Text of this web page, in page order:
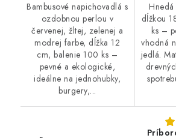
Bambusové napichovadlá s
ozdobnou perlou v
červenej, žltej, zelenej a
modrej farbe, dĺžka 12
cm, balenie 100 ks –
pevné a ekologické,
ideálne na jednohubky,
burgery,...
dĺžkou
ks –
vhodná
jedlá.